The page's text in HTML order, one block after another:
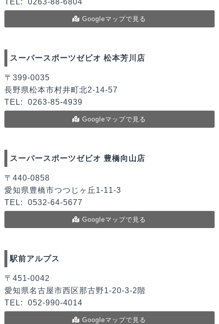
TEL: 0263-88-6804
Googleマップで見る
スーパースポーツゼビオ 松本芳川店
〒399-0035
長野県松本市村井町北2-14-57
TEL:
0263-85-4939
Googleマップで見る
スーパースポーツゼビオ 豊橋向山店
〒440-0858
愛知県豊橋市つつじヶ丘1-11-3
TEL:
0532-64-5677
Googleマップで見る
駅前アルプス
〒451‐0042
愛知県名古屋市西区那古野1-20-3-2階
TEL:
052-990-4014
Googleマップで見る